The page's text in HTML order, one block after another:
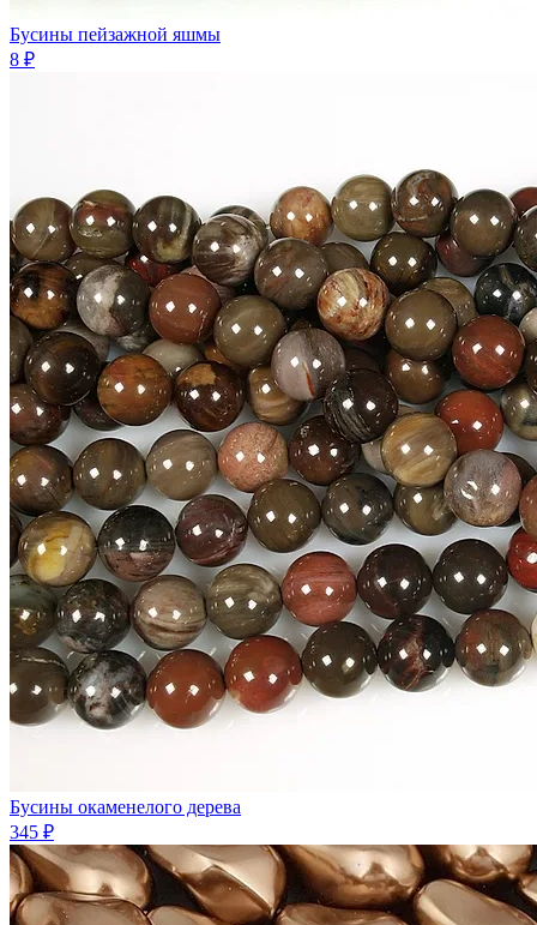
Бусины пейзажной яшмы
8 ₽
Бусины окаменелого дерева
345 ₽